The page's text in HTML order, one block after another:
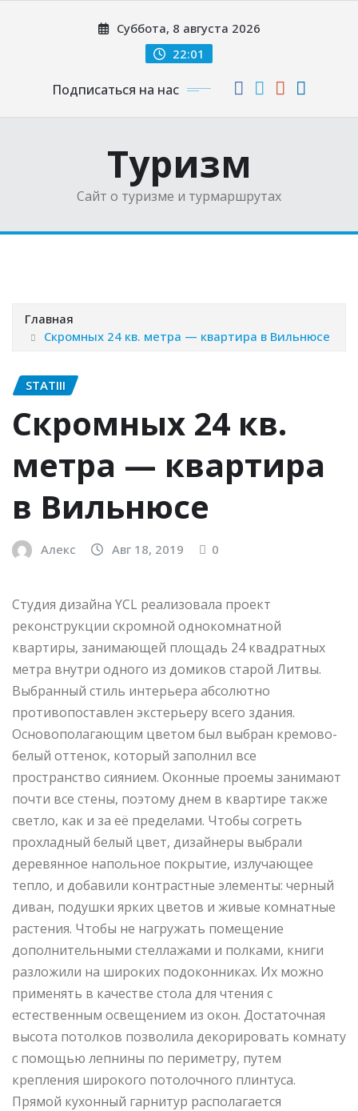
Суббота, 8 августа 2026
22:01
Подписаться на нас
Туризм
Сайт о туризме и турмаршрутах
Главная
Скромных 24 кв. метра — квартира в Вильнюсе
STATIII
Скромных 24 кв.
метра — квартира
в Вильнюсе
Алекс Авг 18, 2019 0
Студия дизайна YCL реализовала проект
реконструкции скромной однокомнатной
квартиры, занимающей площадь 24 квадратных
метра внутри одного из домиков старой Литвы.
Выбранный стиль интерьера абсолютно
противопоставлен экстерьеру всего здания.
Основополагающим цветом был выбран кремово-
белый оттенок, который заполнил все
пространство сиянием. Оконные проемы занимают
почти все стены, поэтому днем в квартире также
светло, как и за её пределами. Чтобы согреть
прохладный белый цвет, дизайнеры выбрали
деревянное напольное покрытие, излучающее
тепло, и добавили контрастные элементы: черный
диван, подушки ярких цветов и живые комнатные
растения. Чтобы не нагружать помещение
дополнительными стеллажами и полками, книги
разложили на широких подоконниках. Их можно
применять в качестве стола для чтения с
естественным освещением из окон. Достаточная
высота потолков позволила декорировать комнату
с помощью лепнины по периметру, путем
крепления широкого потолочного плинтуса.
Прямой кухонный гарнитур располагается